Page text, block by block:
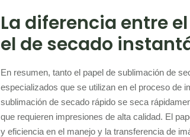
La diferencia entre
el de secado
En resumen, tanto el papel de sublimación de
especializados que se utilizan en el proceso de
sublimación de secado rápido se seca
que requieren impresiones de alta calidad. El
y eficiencia en el manejo y la transferencia de